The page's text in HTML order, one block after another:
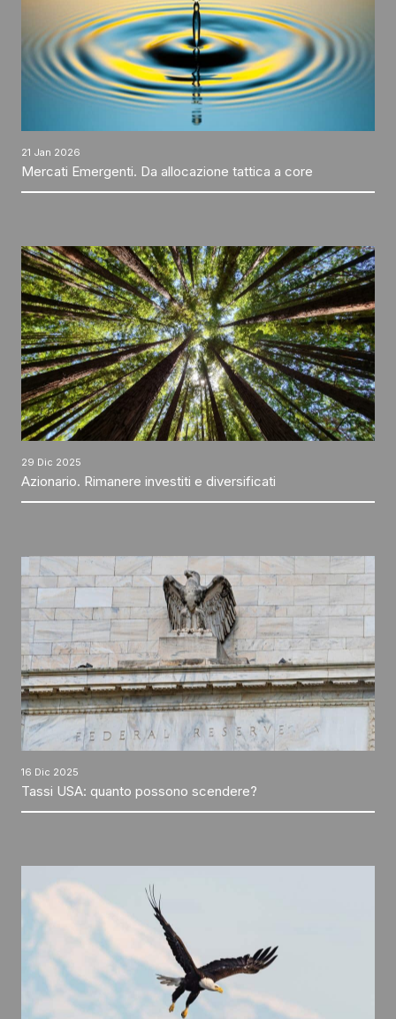
21 Jan 2026
Mercati Emergenti. Da allocazione tattica a core
29 Dic 2025
Azionario. Rimanere investiti e diversificati
16 Dic 2025
Tassi USA: quanto possono scendere?